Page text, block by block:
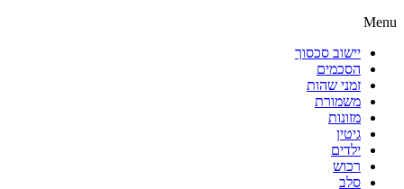
Menu
יישוב סכסוך
הסכמים
זמני שהות
משמורת
מזונות
גיטין
ילדים
רכוש
סלב